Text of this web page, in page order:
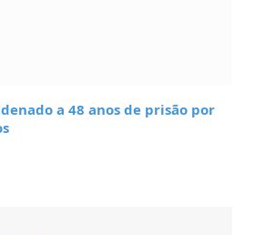
a 48 anos de prisão por